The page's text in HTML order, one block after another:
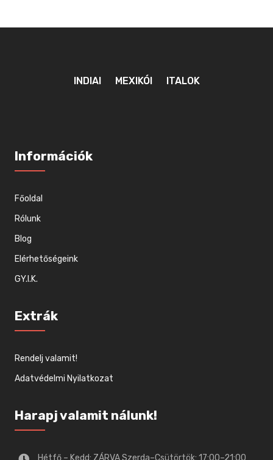
INDIAI MEXIKÓI ITALOK
Információk
Főoldal
Rólunk
Blog
Elérhetőségeink
GY.I.K.
Extrák
Rendelj valamit!
Adatvédelmi Nyilatkozat
Harapj valamit nálunk!